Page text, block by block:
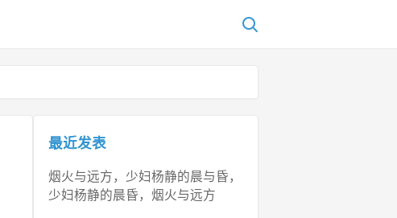
最近发表
烟火与远方，少妇杨静的晨与昏，
少妇杨静的晨昏，烟火与远方